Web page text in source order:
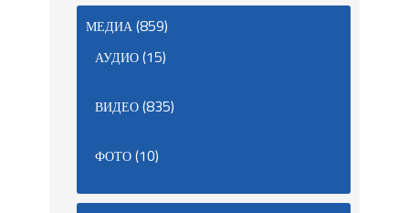
МЕДИА(859)
АУДИО(15)
ВИДЕО(835)
ФОТО(10)